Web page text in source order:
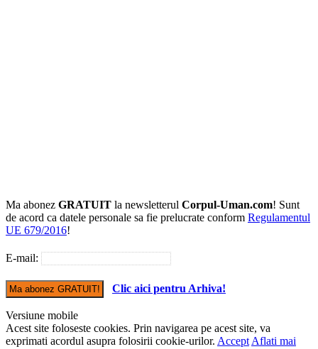
Ma abonez GRATUIT la newsletterul Corpul-Uman.com! Sunt
de acord ca datele personale sa fie prelucrate conform Regulamentul
UE 679/2016!
E-mail:
Clic aici pentru Arhiva!
Versiune mobile
Acest site foloseste cookies. Prin navigarea pe acest site, va
exprimati acordul asupra folosirii cookie-urilor. Accept Aflati mai